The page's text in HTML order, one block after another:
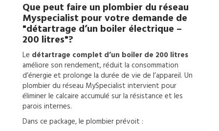
Que peut faire un plombier du réseau
Myspecialist pour votre demande de
"détartrage d’un boiler électrique –
200 litres"?
Le détartrage complet d’un boiler de 200 litres
améliore son rendement, réduit la consommation
d’énergie et prolonge la durée de vie de l’appareil. Un
plombier du réseau MySpecialist intervient pour
éliminer le calcaire accumulé sur la résistance et les
parois internes.
Dans ce package, le plombier prévoit :